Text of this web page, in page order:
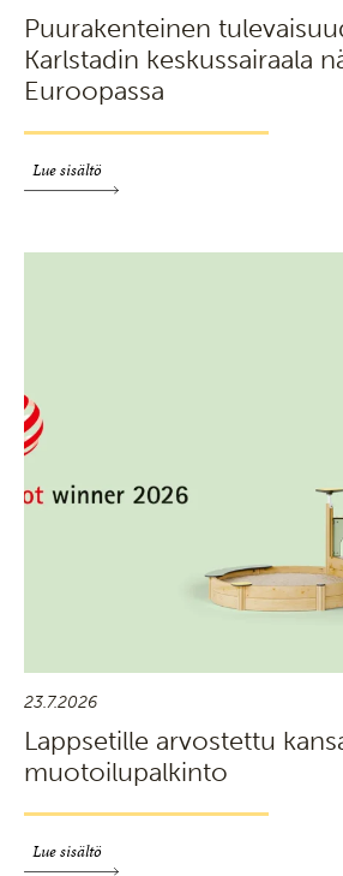
Puurakenteinen
Karlstadin keskussairaala
Euroopassa
Lue sisältö
23.7.2026
Lappsetille arvostettu
muotoilupalkinto
Lue sisältö